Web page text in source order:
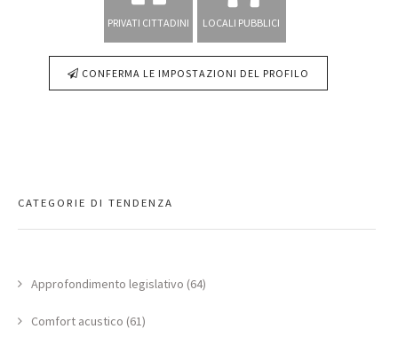
PRIVATI CITTADINI LOCALI PUBBLICI
CONFERMA LE IMPOSTAZIONI DEL PROFILO
CATEGORIE DI TENDENZA
Approfondimento legislativo (64)
Comfort acustico (61)